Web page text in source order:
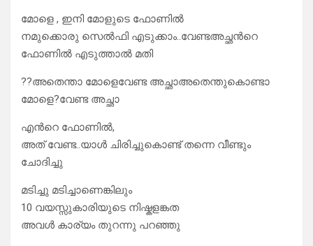
മോളെ , ഇനി മോളുടെ ഫോണിൽ
നമുക്കൊരു സെൽഫി എടുക്കാം..വേണ്ടഅച്ഛൻറെ
ഫോണിൽ എടുത്താൽ മതി
??അതെന്താ മോളെവേണ്ട അച്ഛാഅതെന്തുകൊണ്ടാ
മോളെ?വേണ്ട അച്ഛാ
എൻറെ ഫോണിൽ,
അത് വേണ്ട..യാൾ ചിരിച്ചുകൊണ്ട് തന്നെ വീണ്ടും
ചോദിച്ചു
മടിച്ചു മടിച്ചാണെങ്കിലും
10 വയസ്സുകാരിയുടെ നിഷ്കളങ്കത
അവൾ കാര്യം തുറന്നു പറഞ്ഞു